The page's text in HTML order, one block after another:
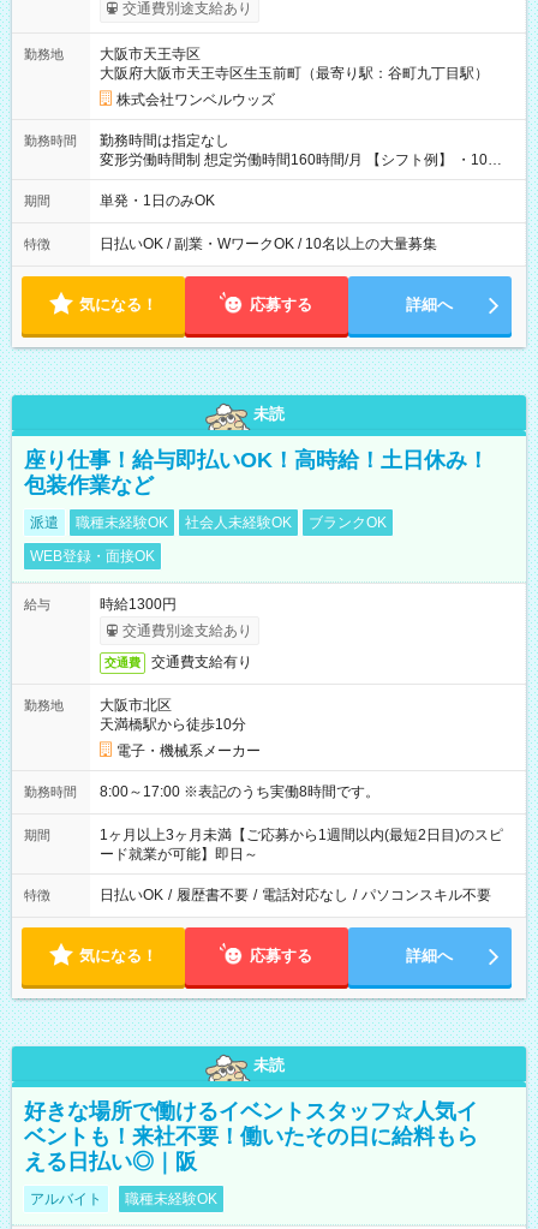
交通費別途支給あり
勤務地
大阪市天王寺区
大阪府大阪市天王寺区生玉前町（最寄り駅：谷町九丁目駅）
株式会社ワンベルウッズ
勤務時間
勤務時間は指定なし
変形労働時間制 想定労働時間160時間/月 【シフト例】 ・10：
00～20：00
期間 単発・1日のみOK
特徴 日払いOK / 副業・WワークOK / 10名以上の大量募集
気になる！ 応募する 詳細へ
未読
座り仕事！給与即払いOK！高時給！土日休み！
包装作業など
派遣 職種未経験OK 社会人未経験OK
ブランクOK
WEB登録・面接OK
給与
時給1300円
交通費別途支給あり
交通費 交通費支給有り
勤務地
大阪市北区
天満橋駅から徒歩10分
電子・機械系メーカー
勤務時間 8:00～17:00 ※表記のうち実働8時間です。
期間
1ヶ月以上3ヶ月未満【ご応募から1週間以内(最短2日目)のスピ
ード就業が可能】即日～
特徴 日払いOK / 履歴書不要 / 電話対応なし / パソコンスキル不要
気になる！ 応募する 詳細へ
未読
好きな場所で働けるイベントスタッフ☆人気イ
ベントも！来社不要！働いたその日に給料もら
える日払い◎｜阪
アルバイト 職種未経験OK